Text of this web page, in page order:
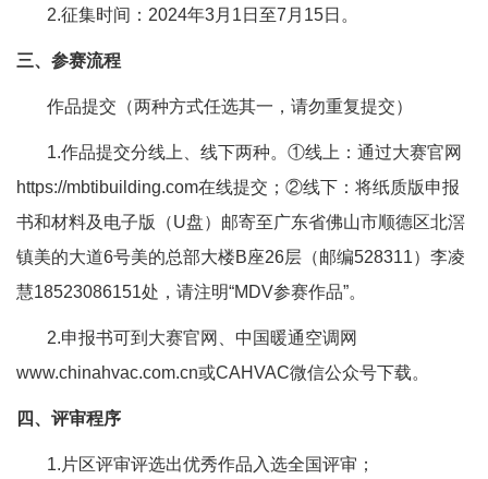
2.征集时间：2024年3月1日至7月15日。
三、参赛流程
作品提交（两种方式任选其一，请勿重复提交）
1.作品提交分线上、线下两种。①线上：通过大赛官网
https://mbtibuilding.com在线提交；②线下：将纸质版申报
书和材料及电子版（U盘）邮寄至广东省佛山市顺德区北滘
镇美的大道6号美的总部大楼B座26层（邮编528311）李凌
慧18523086151处，请注明“MDV参赛作品”。
2.申报书可到大赛官网、中国暖通空调网
www.chinahvac.com.cn或CAHVAC微信公众号下载。
四、评审程序
1.片区评审评选出优秀作品入选全国评审；